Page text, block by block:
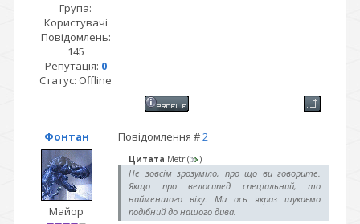
Група:
Користувачі
Повідомлень:
145
Репутація: 0
Статус: Offline
Фонтан Повідомлення #2
Майор
Цитата Metr( )
Не зовсім зрозуміло, про що ви говорите.
Якщо про велосипед спеціальний, то
найменшого віку. Ми ось якраз шукаємо
подібний до нашого дива.